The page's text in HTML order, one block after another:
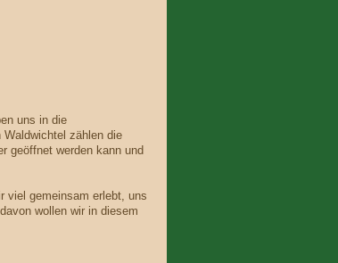
uns in die
zählen die
geöffnet werden kann und
viel gemeinsam erlebt, uns
wollen wir in diesem